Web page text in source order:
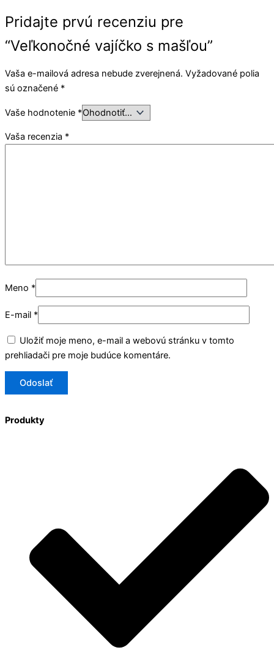
Pridajte prvú recenziu pre
“Veľkonočné vajíčko s mašľou”
Vaša e-mailová adresa nebude zverejnená. Vyžadované polia
sú označené *
Vaše hodnotenie *
Vaša recenzia *
Meno *
E-mail *
Uložiť moje meno, e-mail a webovú stránku v tomto
prehliadači pre moje budúce komentáre.
Produkty